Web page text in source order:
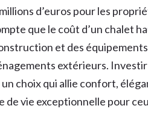
d’euros pour les
que le coût d’un chalet
et des
extérieurs.
choix qui allie confort,
vie exceptionnelle pour